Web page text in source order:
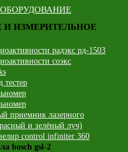
И ИЗМЕРИТЕЛЬНОЕ
радэкс рд-1503
соэкс
тестер
приемник лазерного
и зелёный луч)
control infiniter 360
bosch gsl-2